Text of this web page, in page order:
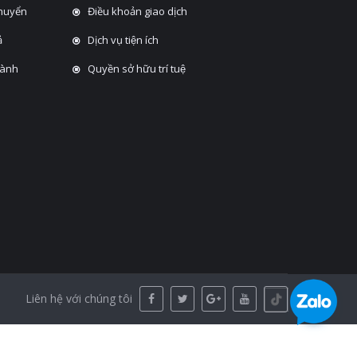
Điều khoản giao dịch
Dịch vụ tiện ích
Quyền sở hữu trí tuệ
Liên hệ với chúng tôi